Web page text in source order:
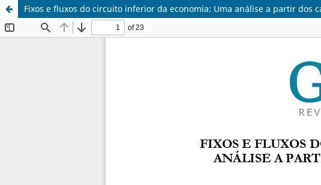
Fixos e fluxos do circuito inferior da economia: Uma análise a partir dos